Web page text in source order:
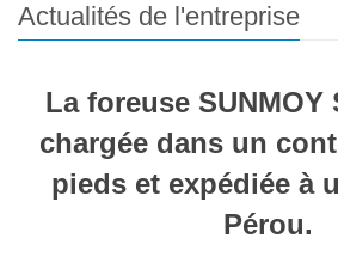
Actualités de l'entreprise
La foreuse SUNMOY
chargée dans un
pieds et expédiée à
Pérou.